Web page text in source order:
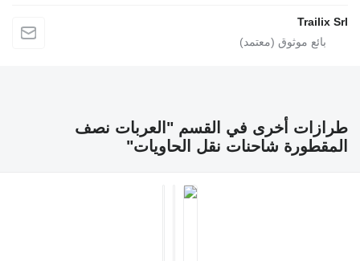
أخرى في القسم "العربات نصف
شاحنات نقل الحاويات"